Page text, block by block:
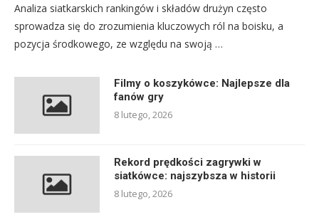
Analiza siatkarskich rankingów i składów drużyn często
sprowadza się do zrozumienia kluczowych ról na boisku, a
pozycja środkowego, ze względu na swoją …
Filmy o koszykówce: Najlepsze dla
fanów gry
8 lutego, 2026
Rekord prędkości zagrywki w
siatkówce: najszybsza w historii
8 lutego, 2026